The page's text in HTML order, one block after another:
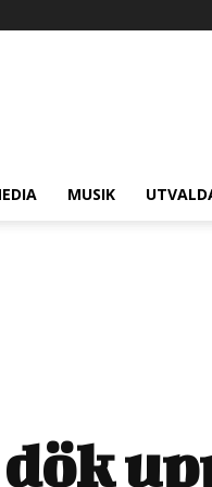
MUSIK